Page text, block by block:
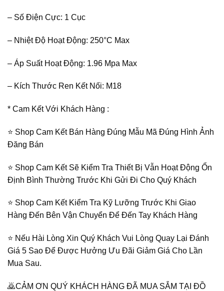
– Số Điện Cực: 1 Cục
– Nhiệt Độ Hoạt Động: 250°C Max
– Áp Suất Hoạt Động: 1.96 Mpa Max
– Kích Thước Ren Kết Nối: M18
* Cam Kết Với Khách Hàng :
⭐️ Shop Cam Kết Bán Hàng Đúng Mẫu Mã Đúng Hình Ảnh
Đăng Bán
⭐️ Shop Cam Kết Sẽ Kiểm Tra Thiết Bị Vẫn Hoạt Động Ổn
Định Bình Thường Trước Khi Gửi Đi Cho Quý Khách
⭐️ Shop Cam Kết Kiểm Tra Kỹ Lưỡng Trước Khi Giao
Hàng Đến Bên Vận Chuyển Để Đến Tay Khách Hàng
⭐️ Nếu Hài Lòng Xin Quý Khách Vui Lòng Quay Lại Đánh
Giá 5 Sao Để Được Hưởng Ưu Đãi Giảm Giá Cho Lần
Mua Sau.
🙇CẢM ƠN QUÝ KHÁCH HÀNG ĐÃ MUA SẮM TẠI ĐỒ